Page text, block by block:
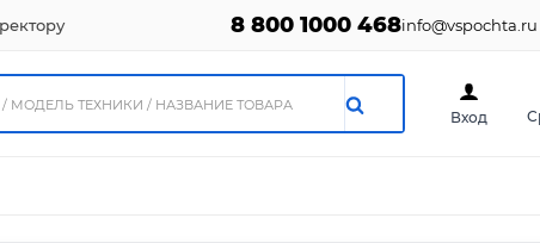
8 800 1000 468info@vspochta.ru
Вход